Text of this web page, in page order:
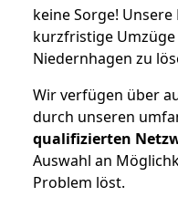
keine Sorge!
kurzfristige Umzüge
Niedernhagen zu
Wir verfügen über
durch unseren
qualifizierten
Auswahl an
Problem löst.